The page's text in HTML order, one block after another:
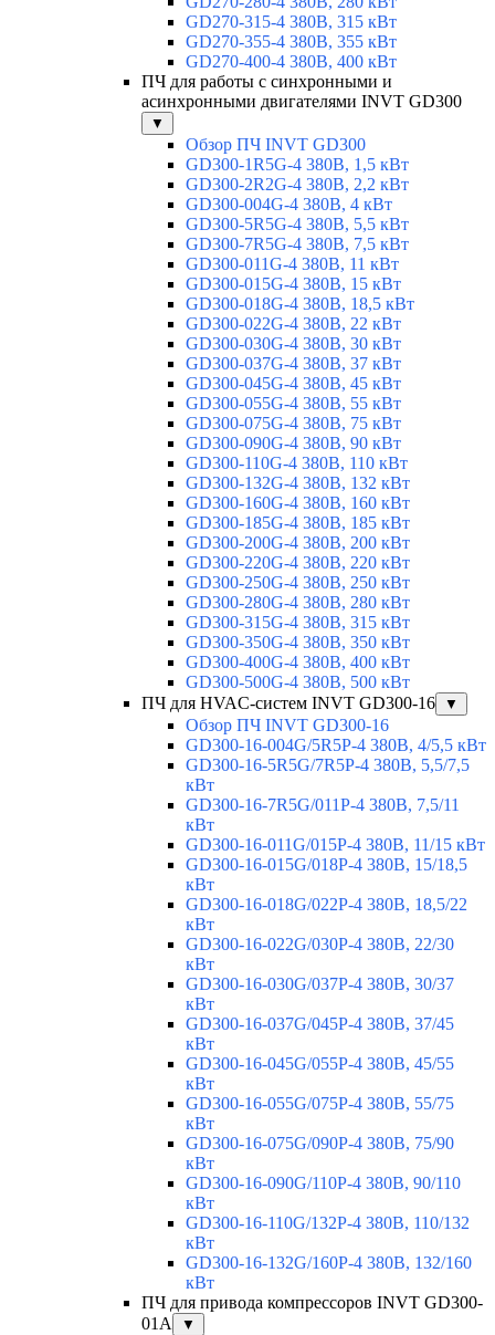
GD270-315-4 380В, 315 кВт
GD270-355-4 380В, 355 кВт
GD270-400-4 380В, 400 кВт
ПЧ для работы с синхронными и
асинхронными двигателями INVT GD300
▼
Обзор ПЧ INVT GD300
GD300-1R5G-4 380В, 1,5 кВт
GD300-2R2G-4 380В, 2,2 кВт
GD300-004G-4 380В, 4 кВт
GD300-5R5G-4 380В, 5,5 кВт
GD300-7R5G-4 380В, 7,5 кВт
GD300-011G-4 380В, 11 кВт
GD300-015G-4 380В, 15 кВт
GD300-018G-4 380В, 18,5 кВт
GD300-022G-4 380В, 22 кВт
GD300-030G-4 380В, 30 кВт
GD300-037G-4 380В, 37 кВт
GD300-045G-4 380В, 45 кВт
GD300-055G-4 380В, 55 кВт
GD300-075G-4 380В, 75 кВт
GD300-090G-4 380В, 90 кВт
GD300-110G-4 380В, 110 кВт
GD300-132G-4 380В, 132 кВт
GD300-160G-4 380В, 160 кВт
GD300-185G-4 380В, 185 кВт
GD300-200G-4 380В, 200 кВт
GD300-220G-4 380В, 220 кВт
GD300-250G-4 380В, 250 кВт
GD300-280G-4 380В, 280 кВт
GD300-315G-4 380В, 315 кВт
GD300-350G-4 380В, 350 кВт
GD300-400G-4 380В, 400 кВт
GD300-500G-4 380В, 500 кВт
ПЧ для HVAC-систем INVT GD300-16
▼
Обзор ПЧ INVT GD300-16
GD300-16-004G/5R5P-4 380В, 4/5,5 кВт
GD300-16-5R5G/7R5P-4 380В, 5,5/7,5
кВт
GD300-16-7R5G/011P-4 380В, 7,5/11
кВт
GD300-16-011G/015P-4 380В, 11/15 кВт
GD300-16-015G/018P-4 380В, 15/18,5
кВт
GD300-16-018G/022P-4 380В, 18,5/22
кВт
GD300-16-022G/030P-4 380В, 22/30
кВт
GD300-16-030G/037P-4 380В, 30/37
кВт
GD300-16-037G/045P-4 380В, 37/45
кВт
GD300-16-045G/055P-4 380В, 45/55
кВт
GD300-16-055G/075P-4 380В, 55/75
кВт
GD300-16-075G/090P-4 380В, 75/90
кВт
GD300-16-090G/110P-4 380В, 90/110
кВт
GD300-16-110G/132P-4 380В, 110/132
кВт
GD300-16-132G/160P-4 380В, 132/160
кВт
ПЧ для привода компрессоров INVT GD300-
01A
▼